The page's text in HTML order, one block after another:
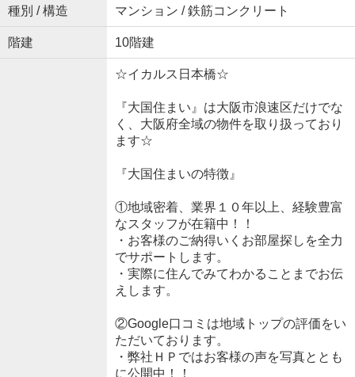
種別 / 構造 マンション / 鉄筋コンクリート
階建 10階建
☆イカルス日本橋☆
『大国住まい』は大阪市浪速区だけでな
く、大阪府全域の物件を取り扱っており
ます☆
『大国住まいの特徴』
①地域密着、業界１０年以上、経験豊富
なスタッフが在籍中！！
・お客様のご納得いくお部屋探しを全力
でサポートします。
・実際に住んでみてわかることまでお伝
えします。
②Google口コミは地域トップの評価をい
ただいております。
・弊社ＨＰではお客様の声を写真ととも
に公開中！！